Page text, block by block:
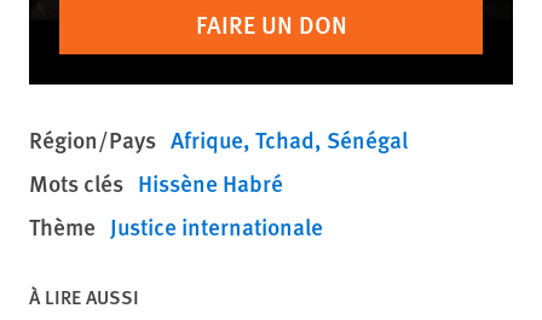
FAIRE UN DON
Région/Pays Afrique Tchad Sénégal
Mots clés Hissène Habré
Thème Justice internationale
À LIRE AUSSI